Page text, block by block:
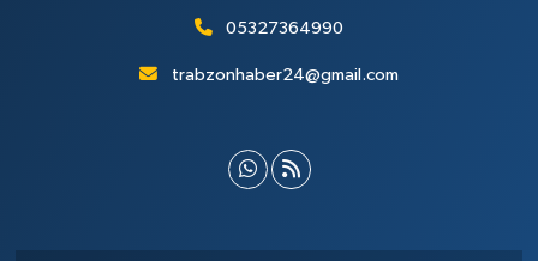
05327364990
trabzonhaber24@gmail.com